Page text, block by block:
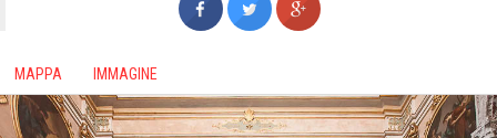
MAPPA IMMAGINE